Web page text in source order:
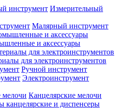
Измерительный
Малярный инструмент
и аксессуары
для электроинструментов
Ручной инструмент
Электроинструмент
Канцелярские мелочи